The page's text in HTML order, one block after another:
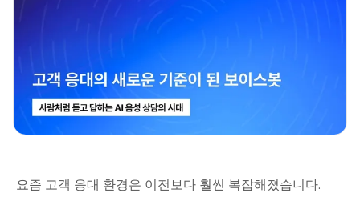
요즘 고객 응대 환경은 이전보다 훨씬 복잡해졌습니다.